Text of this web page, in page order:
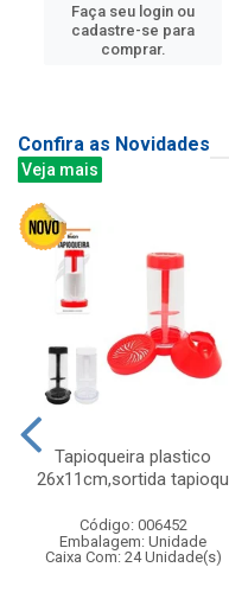
Faça seu login ou
cadastre-se para
comprar.
Confira as Novidades
Veja mais
Tapioqueira plastico
26x11cm,sortida tapioqu
Código: 006452
Embalagem: Unidade
Caixa Com: 24 Unidade(s)